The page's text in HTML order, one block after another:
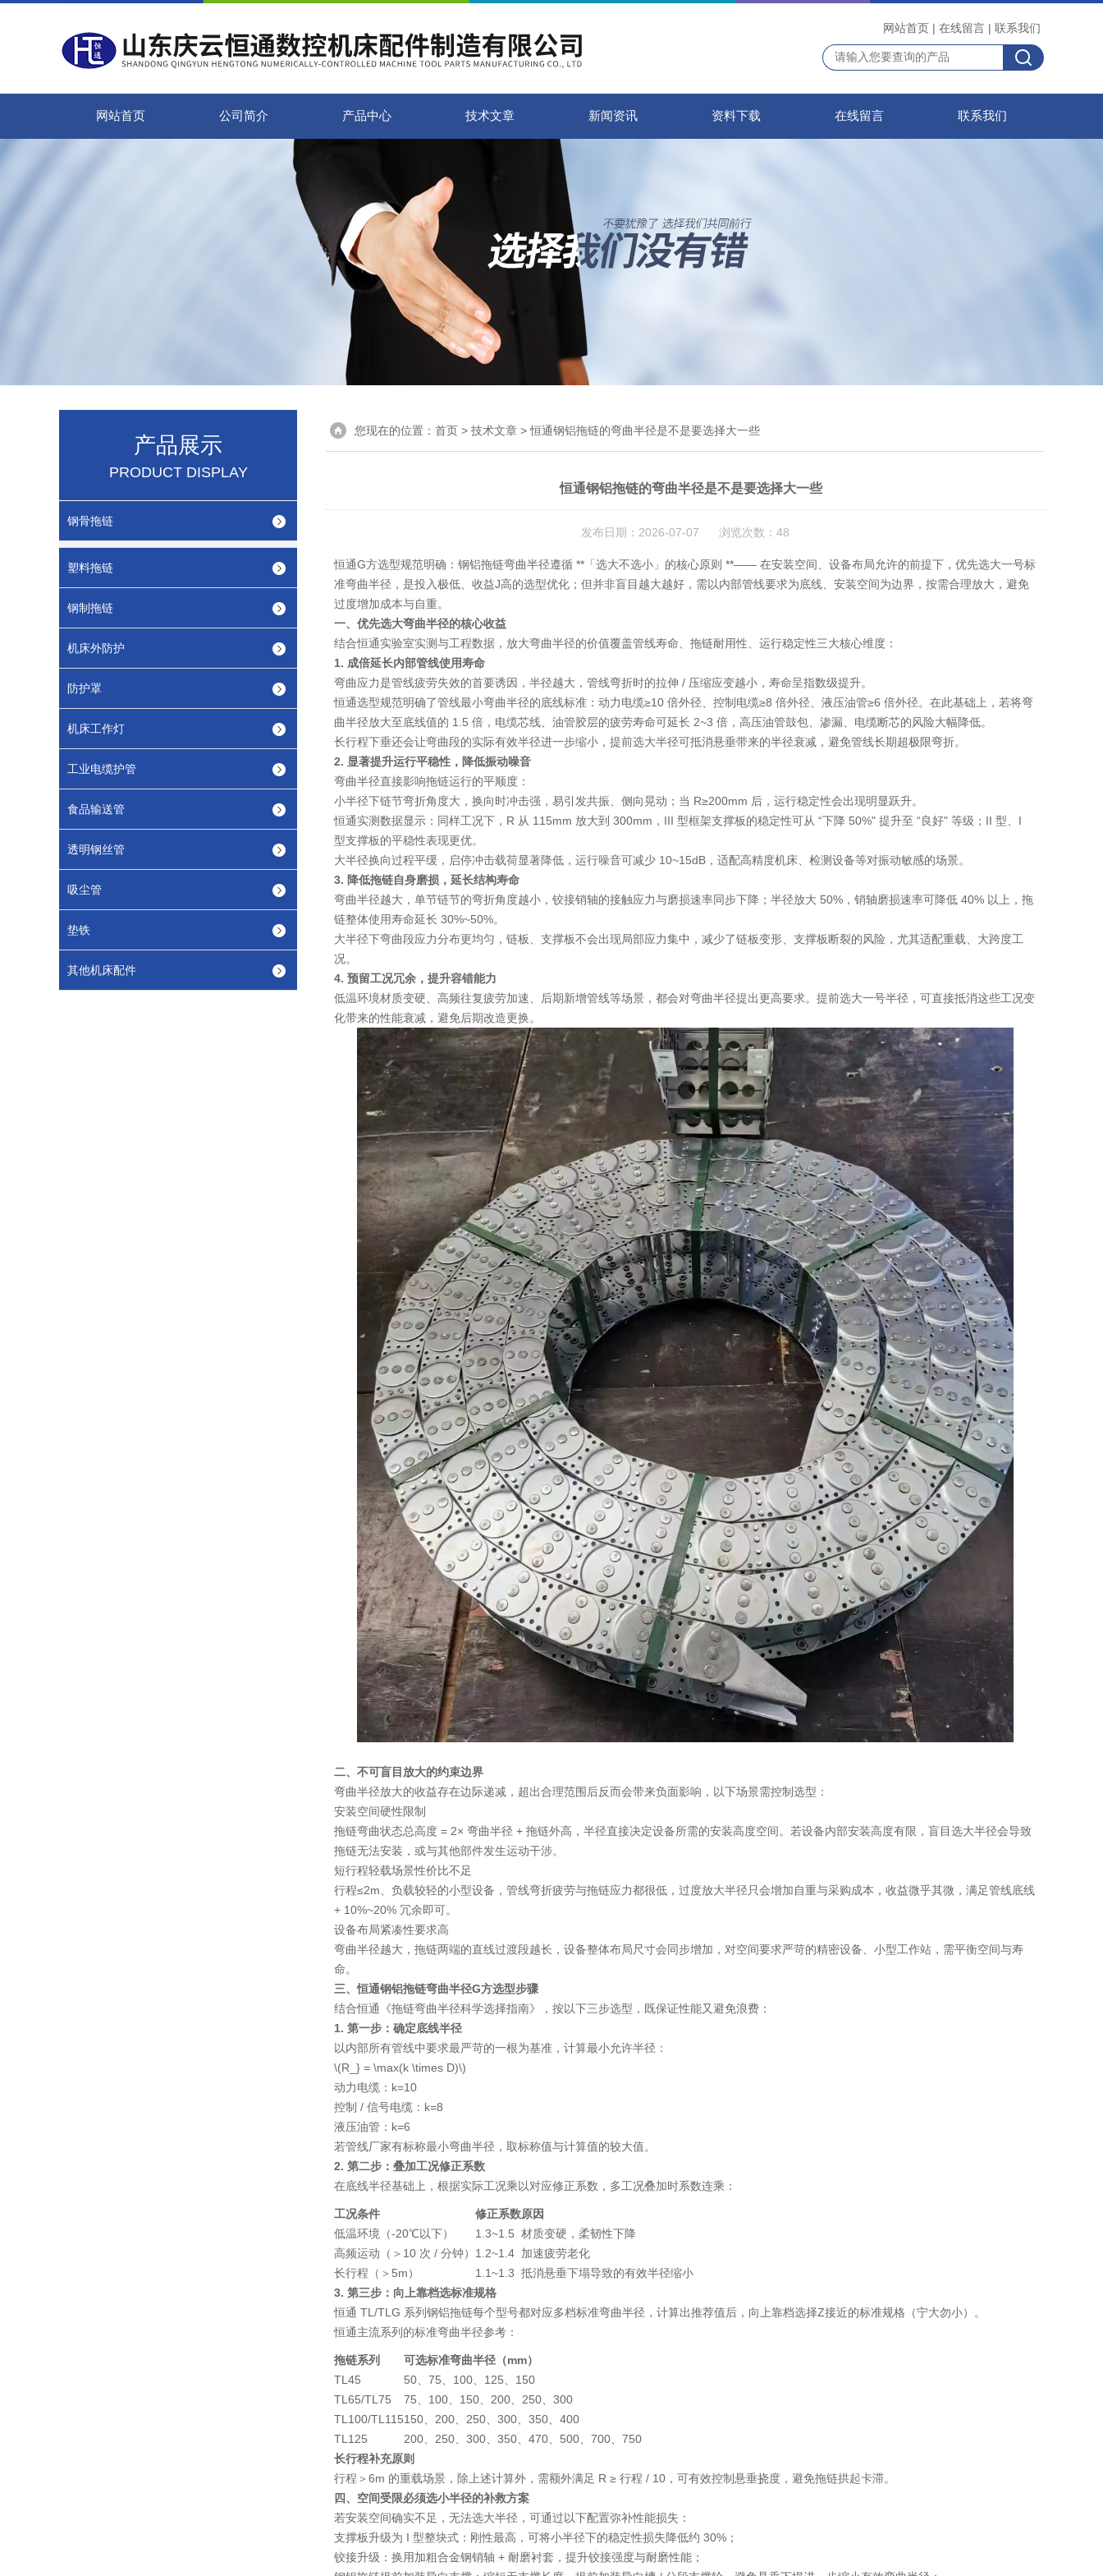
网站首页 | 在线留言 | 联系我们
网站首页 公司简介 产品中心 技术文章 新闻资讯 资料下载 在线留言 联系我们
产品展示
PRODUCT DISPLAY
钢骨拖链
塑料拖链
钢制拖链
机床外防护
防护罩
机床工作灯
工业电缆护管
食品输送管
透明钢丝管
吸尘管
垫铁
其他机床配件
您现在的位置： 首页 > 技术文章 > 恒通钢铝拖链的弯曲半径是不是要选择大一些
恒通钢铝拖链的弯曲半径是不是要选择大一些
发布日期：2026-07-07 浏览次数：48
恒通G方选型规范明确：钢铝拖链弯曲半径遵循 **「选大不选小」的核心原则 **—— 在安装空间、设备布局允许的前提下，优先选大一号标
准弯曲半径，是投入极低、收益J高的选型优化；但并非盲目越大越好，需以内部管线要求为底线、安装空间为边界，按需合理放大，避免
过度增加成本与自重。
一、优先选大弯曲半径的核心收益
结合恒通实验室实测与工程数据，放大弯曲半径的价值覆盖管线寿命、拖链耐用性、运行稳定性三大核心维度：
1. 成倍延长内部管线使用寿命
弯曲应力是管线疲劳失效的首要诱因，半径越大，管线弯折时的拉伸 / 压缩应变越小，寿命呈指数级提升。
恒通选型规范明确了管线最小弯曲半径的底线标准：动力电缆≥10 倍外径、控制电缆≥8 倍外径、液压油管≥6 倍外径。在此基础上，若将弯
曲半径放大至底线值的 1.5 倍，电缆芯线、油管胶层的疲劳寿命可延长 2~3 倍，高压油管鼓包、渗漏、电缆断芯的风险大幅降低。
长行程下垂还会让弯曲段的实际有效半径进一步缩小，提前选大半径可抵消悬垂带来的半径衰减，避免管线长期超极限弯折。
2. 显著提升运行平稳性，降低振动噪音
弯曲半径直接影响拖链运行的平顺度：
小半径下链节弯折角度大，换向时冲击强，易引发共振、侧向晃动；当 R≥200mm 后，运行稳定性会出现明显跃升。
恒通实测数据显示：同样工况下，R 从 115mm 放大到 300mm，III 型框架支撑板的稳定性可从 “下降 50%" 提升至 “良好" 等级；II 型、I
型支撑板的平稳性表现更优。
大半径换向过程平缓，启停冲击载荷显著降低，运行噪音可减少 10~15dB，适配高精度机床、检测设备等对振动敏感的场景。
3. 降低拖链自身磨损，延长结构寿命
弯曲半径越大，单节链节的弯折角度越小，铰接销轴的接触应力与磨损速率同步下降；半径放大 50%，销轴磨损速率可降低 40% 以上，拖
链整体使用寿命延长 30%~50%。
大半径下弯曲段应力分布更均匀，链板、支撑板不会出现局部应力集中，减少了链板变形、支撑板断裂的风险，尤其适配重载、大跨度工
况。
4. 预留工况冗余，提升容错能力
低温环境材质变硬、高频往复疲劳加速、后期新增管线等场景，都会对弯曲半径提出更高要求。提前选大一号半径，可直接抵消这些工况变
化带来的性能衰减，避免后期改造更换。
二、不可盲目放大的约束边界
弯曲半径放大的收益存在边际递减，超出合理范围后反而会带来负面影响，以下场景需控制选型：
安装空间硬性限制
拖链弯曲状态总高度 = 2× 弯曲半径 + 拖链外高，半径直接决定设备所需的安装高度空间。若设备内部安装高度有限，盲目选大半径会导致
拖链无法安装，或与其他部件发生运动干涉。
短行程轻载场景性价比不足
行程≤2m、负载较轻的小型设备，管线弯折疲劳与拖链应力都很低，过度放大半径只会增加自重与采购成本，收益微乎其微，满足管线底线
+ 10%~20% 冗余即可。
设备布局紧凑性要求高
弯曲半径越大，拖链两端的直线过渡段越长，设备整体布局尺寸会同步增加，对空间要求严苛的精密设备、小型工作站，需平衡空间与寿
命。
三、恒通钢铝拖链弯曲半径G方选型步骤
结合恒通《拖链弯曲半径科学选择指南》，按以下三步选型，既保证性能又避免浪费：
1. 第一步：确定底线半径
以内部所有管线中要求最严苛的一根为基准，计算最小允许半径：
\(R_} = \max(k \times D)\)
动力电缆：k=10
控制 / 信号电缆：k=8
液压油管：k=6
若管线厂家有标称最小弯曲半径，取标称值与计算值的较大值。
2. 第二步：叠加工况修正系数
在底线半径基础上，根据实际工况乘以对应修正系数，多工况叠加时系数连乘：
工况条件 修正系数原因
低温环境（-20℃以下）
1.3~1.5 材质变硬，柔韧性下降
高频运动（＞10 次 / 分钟） 1.2~1.4 加速疲劳老化
长行程（＞5m）
1.1~1.3 抵消悬垂下塌导致的有效半径缩小
3. 第三步：向上靠档选标准规格
恒通 TL/TLG 系列钢铝拖链每个型号都对应多档标准弯曲半径，计算出推荐值后， 向上靠档选择Z接近的标准规格 （宁大勿小）。
恒通主流系列的标准弯曲半径参考：
拖链系列
可选标准弯曲半径（mm）
TL45
50、75、100、125、150
TL65/TL75
75、100、150、200、250、300
TL100/TL115150、200、250、300、350、400
TL125
200、250、300、350、470、500、700、750
长行程补充原则
行程＞6m 的重载场景，除上述计算外，需额外满足 R ≥ 行程 / 10 ，可有效控制悬垂挠度，避免拖链拱起卡滞。
四、空间受限必须选小半径的补救方案
若安装空间确实不足，无法选大半径，可通过以下配置弥补性能损失：
支撑板升级为 I 型整块式 ：刚性最高，可将小半径下的稳定性损失降低约 30%；
铰接升级 ：换用加粗合金钢销轴 + 耐磨衬套，提升铰接强度与耐磨性能；